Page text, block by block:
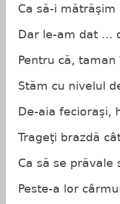
Ca să-i mătrăşim
Dar le-am dat …
Pentru că, taman
Stăm cu nivelul
De-aia fecioraşi,
Trageţi brazdă
Ca să se prăvale
Peste-a lor